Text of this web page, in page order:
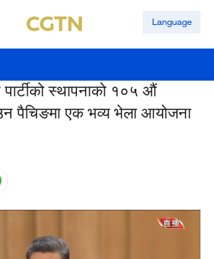
Language
पार्टीको स्थापनाको १०५ औं
पैचिङमा एक भव्य भेला आयोजना